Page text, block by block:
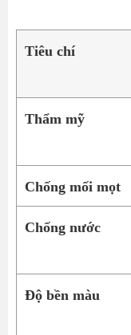
Tiêu chí
Thẩm mỹ
Chống mối mọt
Chống nước
Độ bền màu